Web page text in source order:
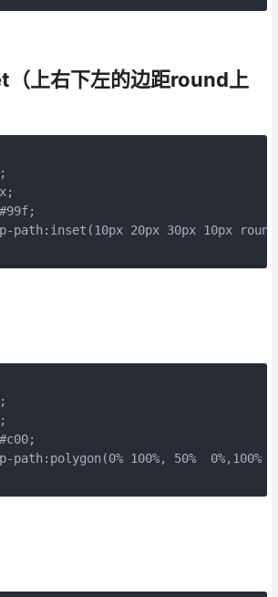
（上右下左的边距round上
path:inset(10px 20px 30px 10px
path:polygon(0% 100%, 50%  0%,100%